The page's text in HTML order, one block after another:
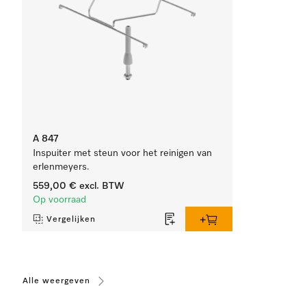
A 847
Inspuiter met steun voor het reinigen van
erlenmeyers.
559,00 € excl. BTW
Op voorraad
Vergelijken
Alle weergeven